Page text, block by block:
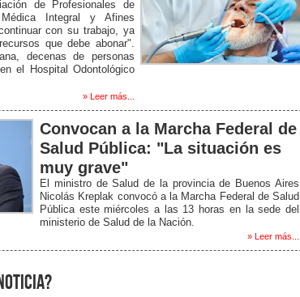
de Profesionales de
Integral y Afines
con su trabajo, ya
que debe abonar".
decenas de personas
el Hospital Odontológico
» Leer más...
Convocan a la Marcha Federal de
Salud Pública: "La situación es
muy grave"
El ministro de Salud de la provincia de Buenos Aires
Nicolás Kreplak convocó a la Marcha Federal de Salud
Pública este miércoles a las 13 horas en la sede del
ministerio de Salud de la Nación.
» Leer más...